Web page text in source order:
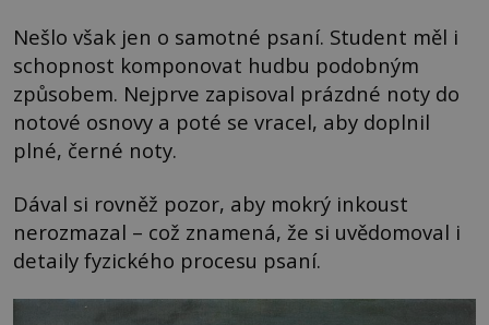
Nešlo však jen o samotné psaní. Student měl i
schopnost komponovat hudbu podobným
způsobem. Nejprve zapisoval prázdné noty do
notové osnovy a poté se vracel, aby doplnil
plné, černé noty.
Dával si rovněž pozor, aby mokrý inkoust
nerozmazal – což znamená, že si uvědomoval i
detaily fyzického procesu psaní.